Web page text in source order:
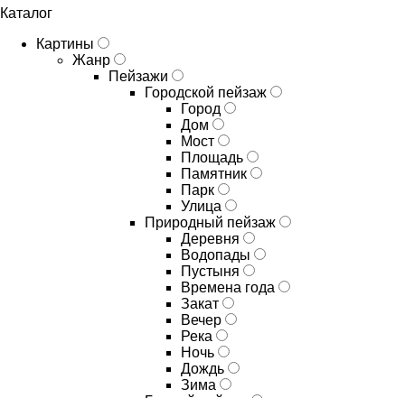
Каталог
Картины
Жанр
Пейзажи
Городской пейзаж
Город
Дом
Мост
Площадь
Памятник
Парк
Улица
Природный пейзаж
Деревня
Водопады
Пустыня
Времена года
Закат
Вечер
Река
Ночь
Дождь
Зима